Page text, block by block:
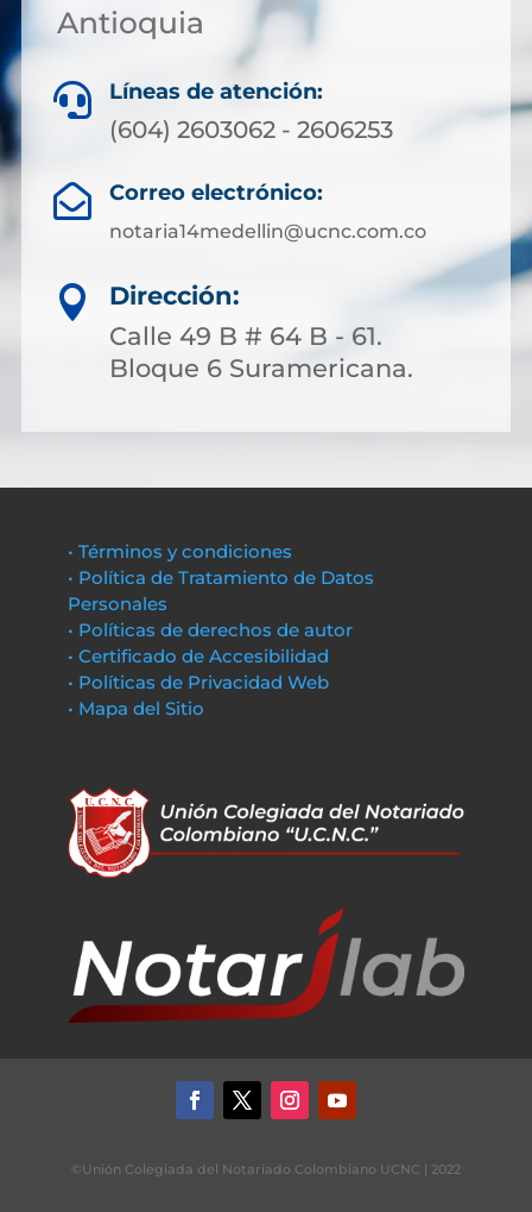
Antioquia
 Líneas de atención:
(604) 2603062 - 2606253
 Correo electrónico:
notaria14medellin@ucnc.com.co

Dirección:
Calle 49 B # 64 B - 61.
Bloque 6 Suramericana.
• Términos y condiciones
• Política de Tratamiento de Datos
Personales
• Políticas de derechos de autor
• Certificado de Accesibilidad
• Políticas de Privacidad Web
• Mapa del Sitio
©Unión Colegiada del Notariado Colombiano UCNC | 2022